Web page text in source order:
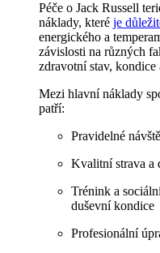
Péče o Jack Russell
náklady, které je
energického a
závislosti na různých
zdravotní stav,
Mezi hlavní náklady
patří:
Pravidelné
Kvalitní strava
Trénink a
duševní kondice
Profesionální